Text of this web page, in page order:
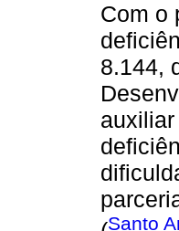
Com o
8.144,
Santo